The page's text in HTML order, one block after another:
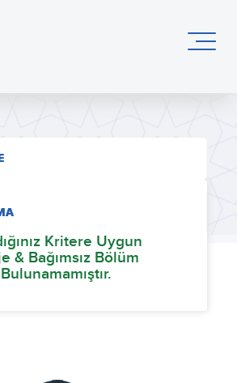
Kritere Uygun
& Bağımsız Bölüm
Bulunamamıştır.